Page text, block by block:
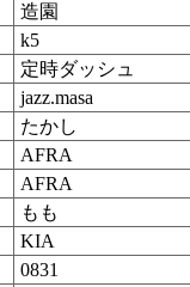
造園
k5
定時ダッシュ
jazz.masa
たかし
AFRA
AFRA
もも
KIA
0831